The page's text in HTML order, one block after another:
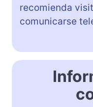
recomienda
comunicarse